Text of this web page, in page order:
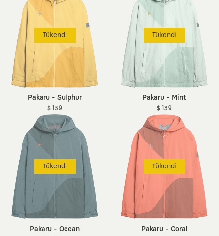
Tükendi
Pakaru - Sulphur
$ 139
Tükendi
Pakaru - Mint
$ 139
Tükendi
Pakaru - Ocean
Tükendi
Pakaru - Coral